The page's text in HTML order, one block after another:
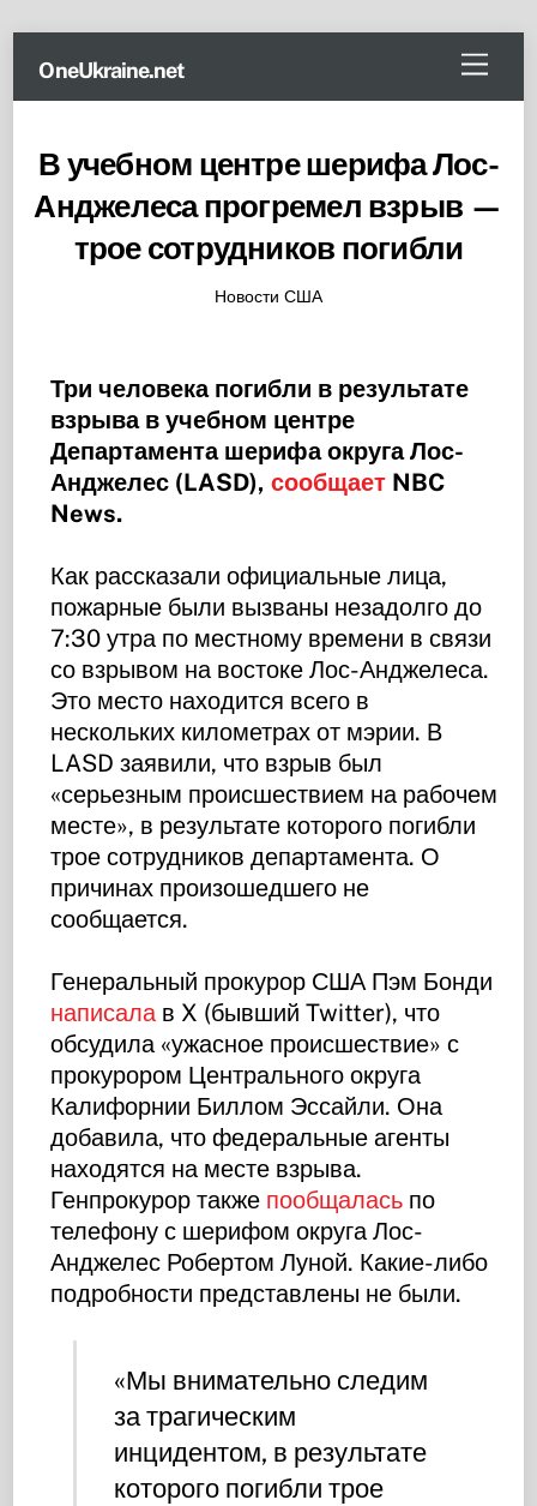
content
Menu
OneUkraine.net
В учебном центре шерифа Лос-
Анджелеса прогремел взрыв —
трое сотрудников погибли
Новости США
Три человека погибли в результате
взрыва в учебном центре
Департамента шерифа округа Лос-
Анджелес (LASD),сообщает NBC
News.
Как рассказали официальные лица,
пожарные были вызваны незадолго до
7:30 утра по местному времени в связи
со взрывом на востоке Лос-Анджелеса.
Это место находится всего в
нескольких километрах от мэрии. В
LASD заявили, что взрыв был
«серьезным происшествием на рабочем
месте», в результате которого погибли
трое сотрудников департамента. О
причинах произошедшего не
сообщается.
Генеральный прокурор США Пэм Бонди
написалав X (бывший Twitter), что
обсудила «ужасное происшествие» с
прокурором Центрального округа
Калифорнии Биллом Эссайли. Она
добавила, что федеральные агенты
находятся на месте взрыва.
Генпрокурор также пообщалась по
телефону с шерифом округа Лос-
Анджелес Робертом Луной. Какие-либо
подробности представлены не были.
«Мы внимательно следим
за трагическим
инцидентом, в результате
которого погибли трое